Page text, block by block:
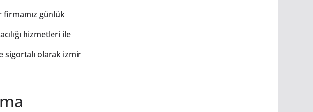
firmamız günlük
hizmetleri ile
sigortalı olarak izmir